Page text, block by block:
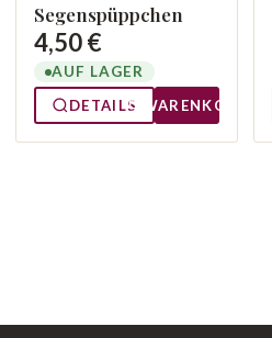
Segenspüppchen
4,50 €
AUF LAGER
DETAILS
WARENKORB